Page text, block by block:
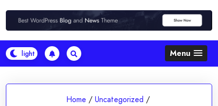
Menu
Home / Uncategorized /